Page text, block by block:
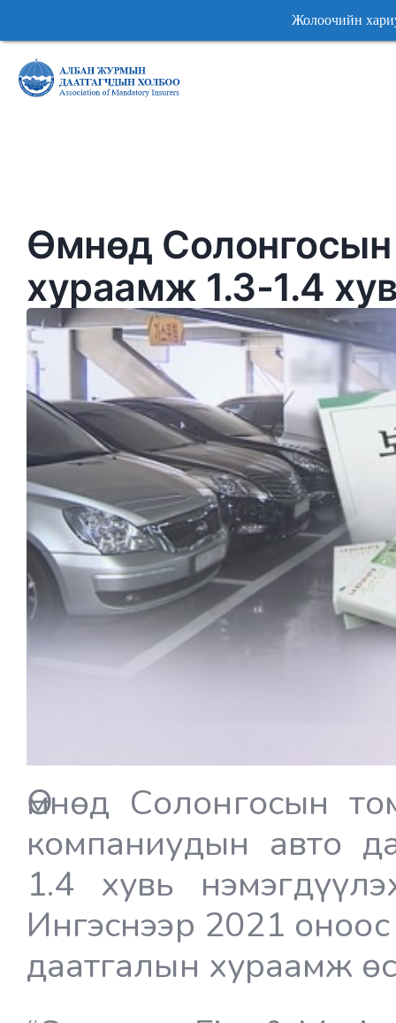
Өмнөд Солонгосын
хураамж 1.3-1.4
Өмнөд Солонгосын
компаниудын авто
1.4 хувь
Ингэснээр 2021
даатгалын хураамж
Жолоочийн хариуцлагын
Жолоочийн хариуцлагын